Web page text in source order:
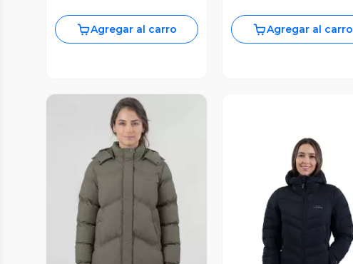
Agregar al carro Agregar al carro
Vista Previa